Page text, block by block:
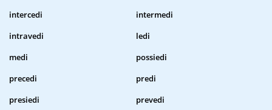
intercedi
intermedi
intravedi
ledi
medi
possiedi
precedi
predi
presiedi
prevedi